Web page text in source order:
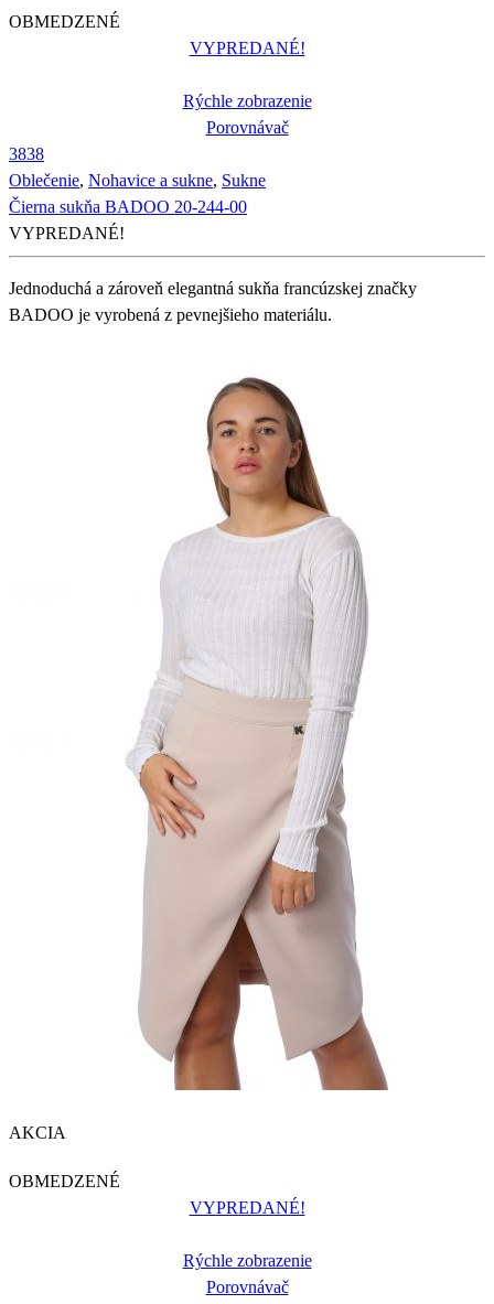
OBMEDZENÉ
VYPREDANÉ!
Rýchle zobrazenie
Porovnávač
3838
Oblečenie, Nohavice a sukne, Sukne
Čierna sukňa BADOO 20-244-00
VYPREDANÉ!
Jednoduchá a zároveň elegantná sukňa francúzskej značky
BADOO je vyrobená z pevnejšieho materiálu.
AKCIA
OBMEDZENÉ
VYPREDANÉ!
Rýchle zobrazenie
Porovnávač